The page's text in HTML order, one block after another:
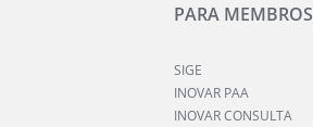
PARA MEMBROS
SIGE
INOVAR PAA
INOVAR CONSULTA